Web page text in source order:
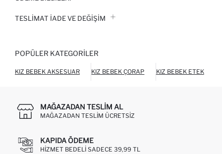
TESLIMAT İADE VE DEĞIŞIM
POPÜLER KATEGORILER
KIZ BEBEK AKSESUAR KIZ BEBEK ÇORAP KIZ BEBEK ETEK
MAĞAZADAN TESLIM AL
MAĞAZADAN TESLIM ÜCRETSIZ
KAPIDA ÖDEME
HIZMET BEDELI SADECE 39,99 TL